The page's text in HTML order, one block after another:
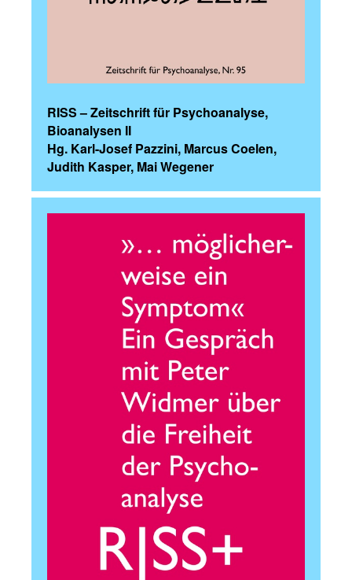
RISS – Zeitschrift für Psychoanalyse,
Bioanalysen II
Hg. Karl-Josef Pazzini, Marcus Coelen,
Judith Kasper, Mai Wegener